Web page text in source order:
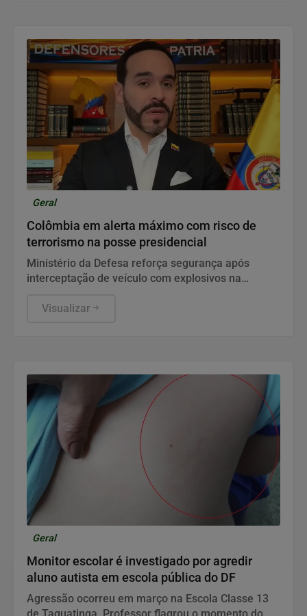
Geral
Colômbia em alerta máximo com risco de
terrorismo na posse presidencial
Ministério da Defesa reforça segurança após
interceptação de veículo com explosivos na
Visualizar
Geral
Monitor escolar é investigado por agredir
aluno autista em escola pública do DF
Agressão ocorreu em março na Escola Classe 13